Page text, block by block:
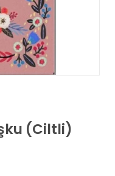
(Ciltli)